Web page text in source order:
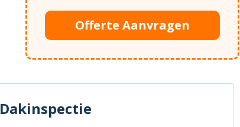
Offerte Aanvragen
Dakinspectie